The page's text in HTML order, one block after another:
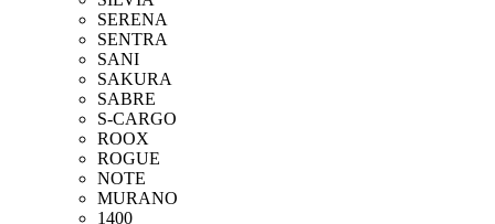
SERENA
SENTRA
SANI
SAKURA
SABRE
S-CARGO
ROOX
ROGUE
NOTE
MURANO
1400